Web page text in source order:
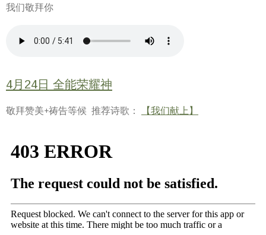
我们敬拜你
4月24日 全能荣耀神
敬拜赞美+祷告等候 推荐诗歌： 【我们献上】